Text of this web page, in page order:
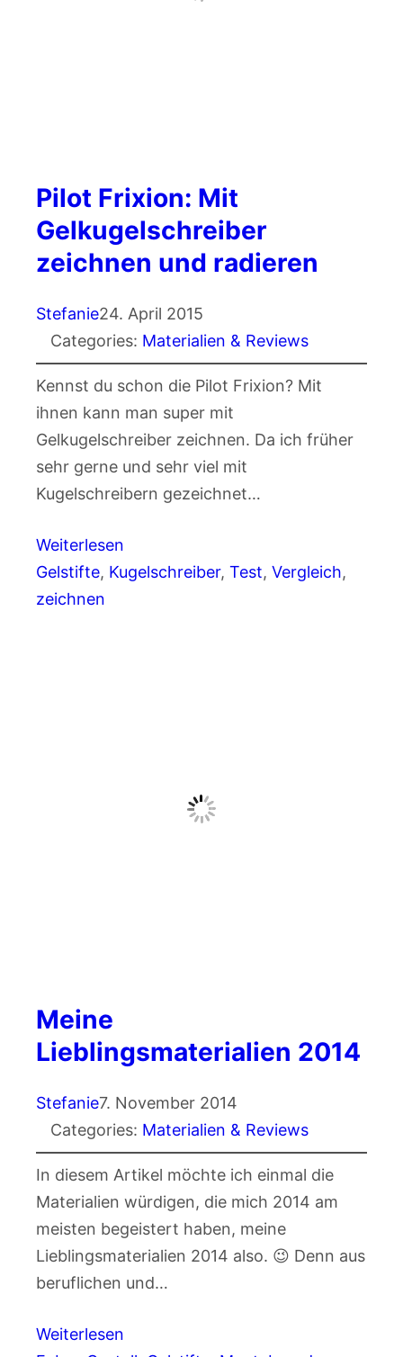
Pilot Frixion: Mit
Gelkugelschreiber
zeichnen und radieren
Stefanie24. April 2015
Categories: Materialien & Reviews
Kennst du schon die Pilot Frixion? Mit
ihnen kann man super mit
Gelkugelschreiber zeichnen. Da ich früher
sehr gerne und sehr viel mit
Kugelschreibern gezeichnet…
Weiterlesen
Gelstifte, Kugelschreiber, Test, Vergleich
zeichnen
Meine
Lieblingsmaterialien 2014
Stefanie7. November 2014
Categories: Materialien & Reviews
In diesem Artikel möchte ich einmal die
Materialien würdigen, die mich 2014 am
meisten begeistert haben, meine
Lieblingsmaterialien 2014 also. 😉 Denn aus
beruflichen und…
Weiterlesen